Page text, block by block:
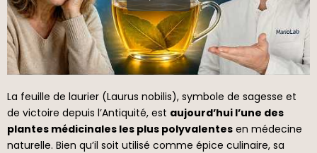
La feuille de laurier (Laurus nobilis), symbole de sagesse et
de victoire depuis l’Antiquité, est aujourd’hui l’une des
plantes médicinales les plus polyvalentes en médecine
naturelle. Bien qu’il soit utilisé comme épice culinaire, sa